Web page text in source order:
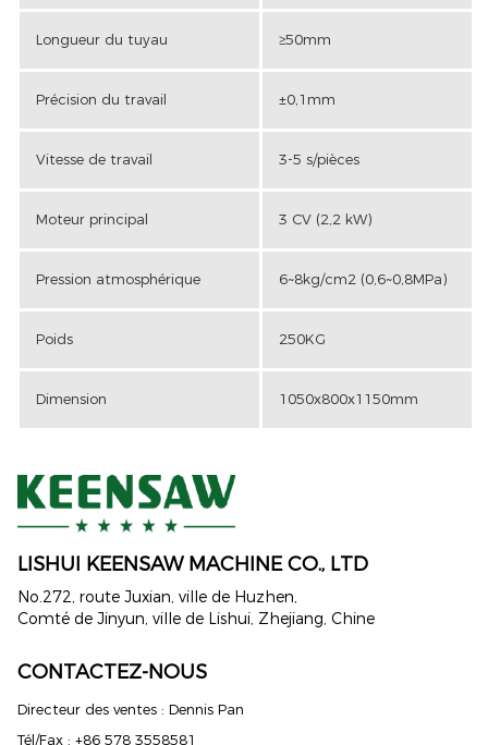
Longueur du tuyau ≥50mm
Précision du travail ±0,1mm
Vitesse de travail 3-5 s/pièces
Moteur principal 3 CV (2,2 kW)
Pression atmosphérique 6~8kg/cm2 (0,6~0,8MPa)
Poids 250KG
Dimension 1050x800x1150mm
LISHUI ​​KEENSAW MACHINE CO., LTD
No.272, route Juxian, ville de Huzhen,
Comté de Jinyun, ville de Lishui, Zhejiang, Chine
CONTACTEZ-NOUS
Directeur des ventes : Dennis Pan
Tél/Fax : +86 578 3558581